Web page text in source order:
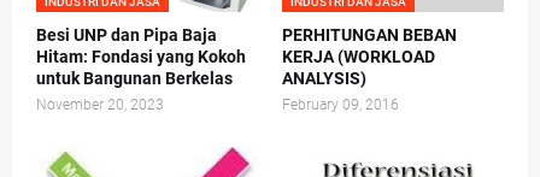
Besi UNP dan Pipa Baja
Hitam: Fondasi yang Kokoh
untuk Bangunan Berkelas
November 20, 2023
PERHITUNGAN BEBAN
KERJA (WORKLOAD
ANALYSIS)
February 09, 2016